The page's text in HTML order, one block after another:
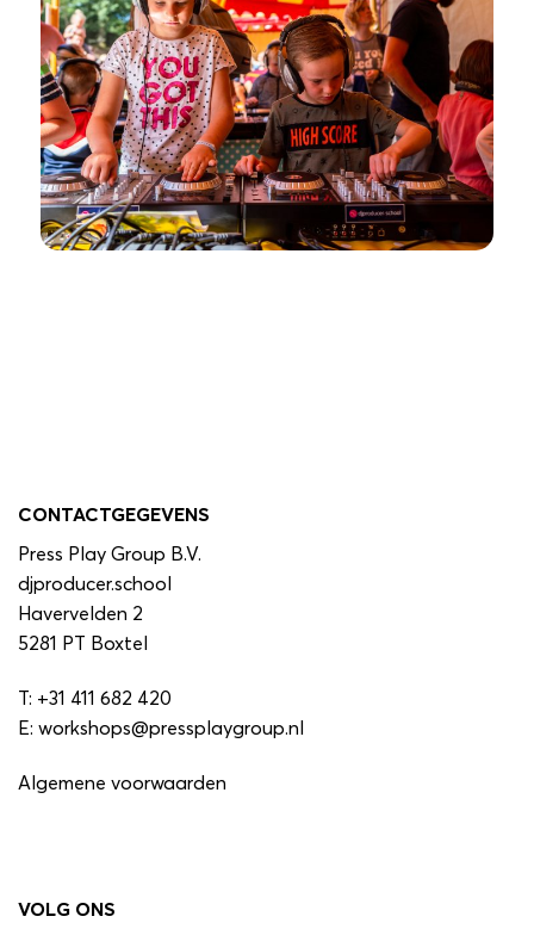
CONTACTGEGEVENS
Press Play Group B.V.
djproducer.school
Havervelden 2
5281 PT Boxtel
T: +31 411 682 420
E: workshops@pressplaygroup.nl
Algemene voorwaarden
VOLG ONS